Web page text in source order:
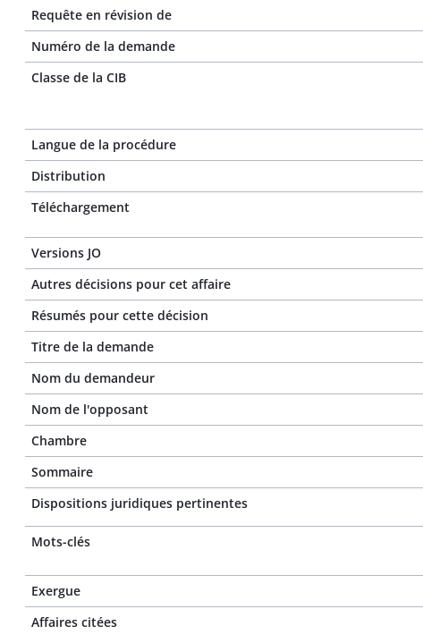
Requête en révision de
Numéro de la demande
Classe de la CIB
Langue de la procédure
Distribution
Téléchargement
Versions JO
Autres décisions pour cet affaire
Résumés pour cette décision
Titre de la demande
Nom du demandeur
Nom de l'opposant
Chambre
Sommaire
Dispositions juridiques pertinentes
Mots-clés
Exergue
Affaires citées